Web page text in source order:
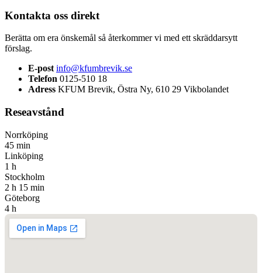
Kontakta oss direkt
Berätta om era önskemål så återkommer vi med ett skräddarsytt
förslag.
E-post info@kfumbrevik.se
Telefon 0125-510 18
Adress KFUM Brevik, Östra Ny, 610 29 Vikbolandet
Reseavstånd
Norrköping
45 min
Linköping
1 h
Stockholm
2 h 15 min
Göteborg
4 h